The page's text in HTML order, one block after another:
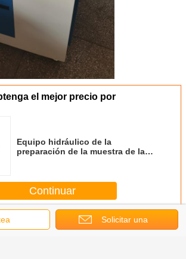
el mejor precio por
Equipo hidráulico de la
preparación de la muestra de la
Continuar
generales Solicitar una